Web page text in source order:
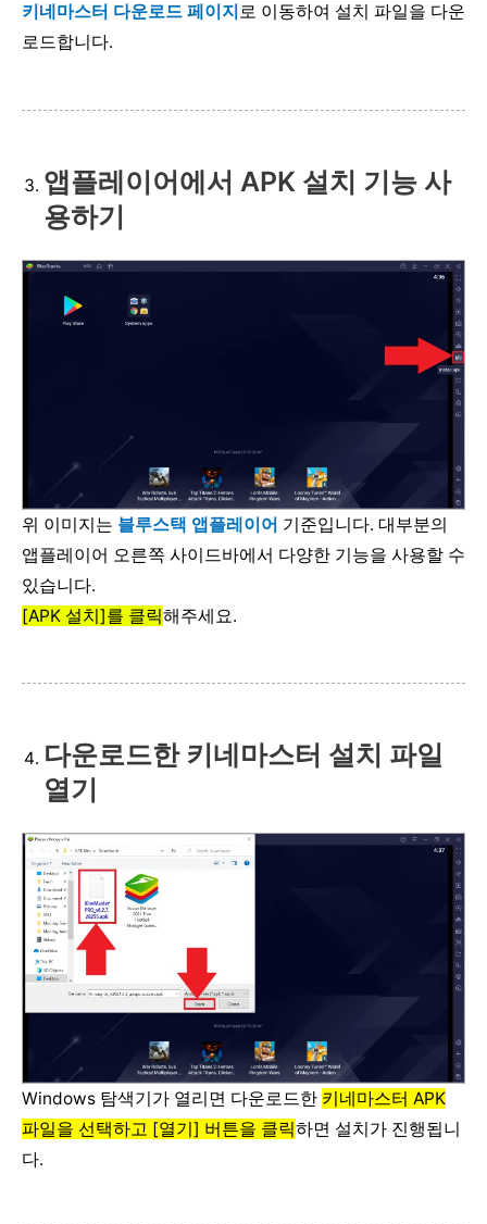
키네마스터 다운로드 페이지 로 이동하여 설치 파일을 다운
로드합니다.
앱플레이어에서 APK 설치 기능 사
용하기
위 이미지는 블루스택 앱플레이어 기준입니다. 대부분의
앱플레이어 오른쪽 사이드바에서 다양한 기능을 사용할 수
있습니다.
[APK 설치]를 클릭해주세요.
다운로드한 키네마스터 설치 파일
열기
Windows 탐색기가 열리면 다운로드한 키네마스터 APK
파일을 선택하고 [열기] 버튼을 클릭하면 설치가 진행됩니
다.